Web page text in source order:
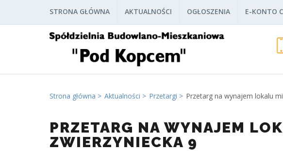
STRONA GŁÓWNA AKTUALNOŚCI OGŁOSZENIA E-KONTO
Strona główna Aktualności Przetargi Przetarg na wynajem lokalu
PRZETARG NA WYNAJEM
ZWIERZYNIECKA 9